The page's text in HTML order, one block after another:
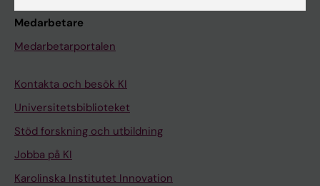
Medarbetare
Medarbetarportalen
Kontakta och besök KI
Universitetsbiblioteket
Stöd forskning och utbildning
Jobba på KI
Karolinska Institutet Innovation